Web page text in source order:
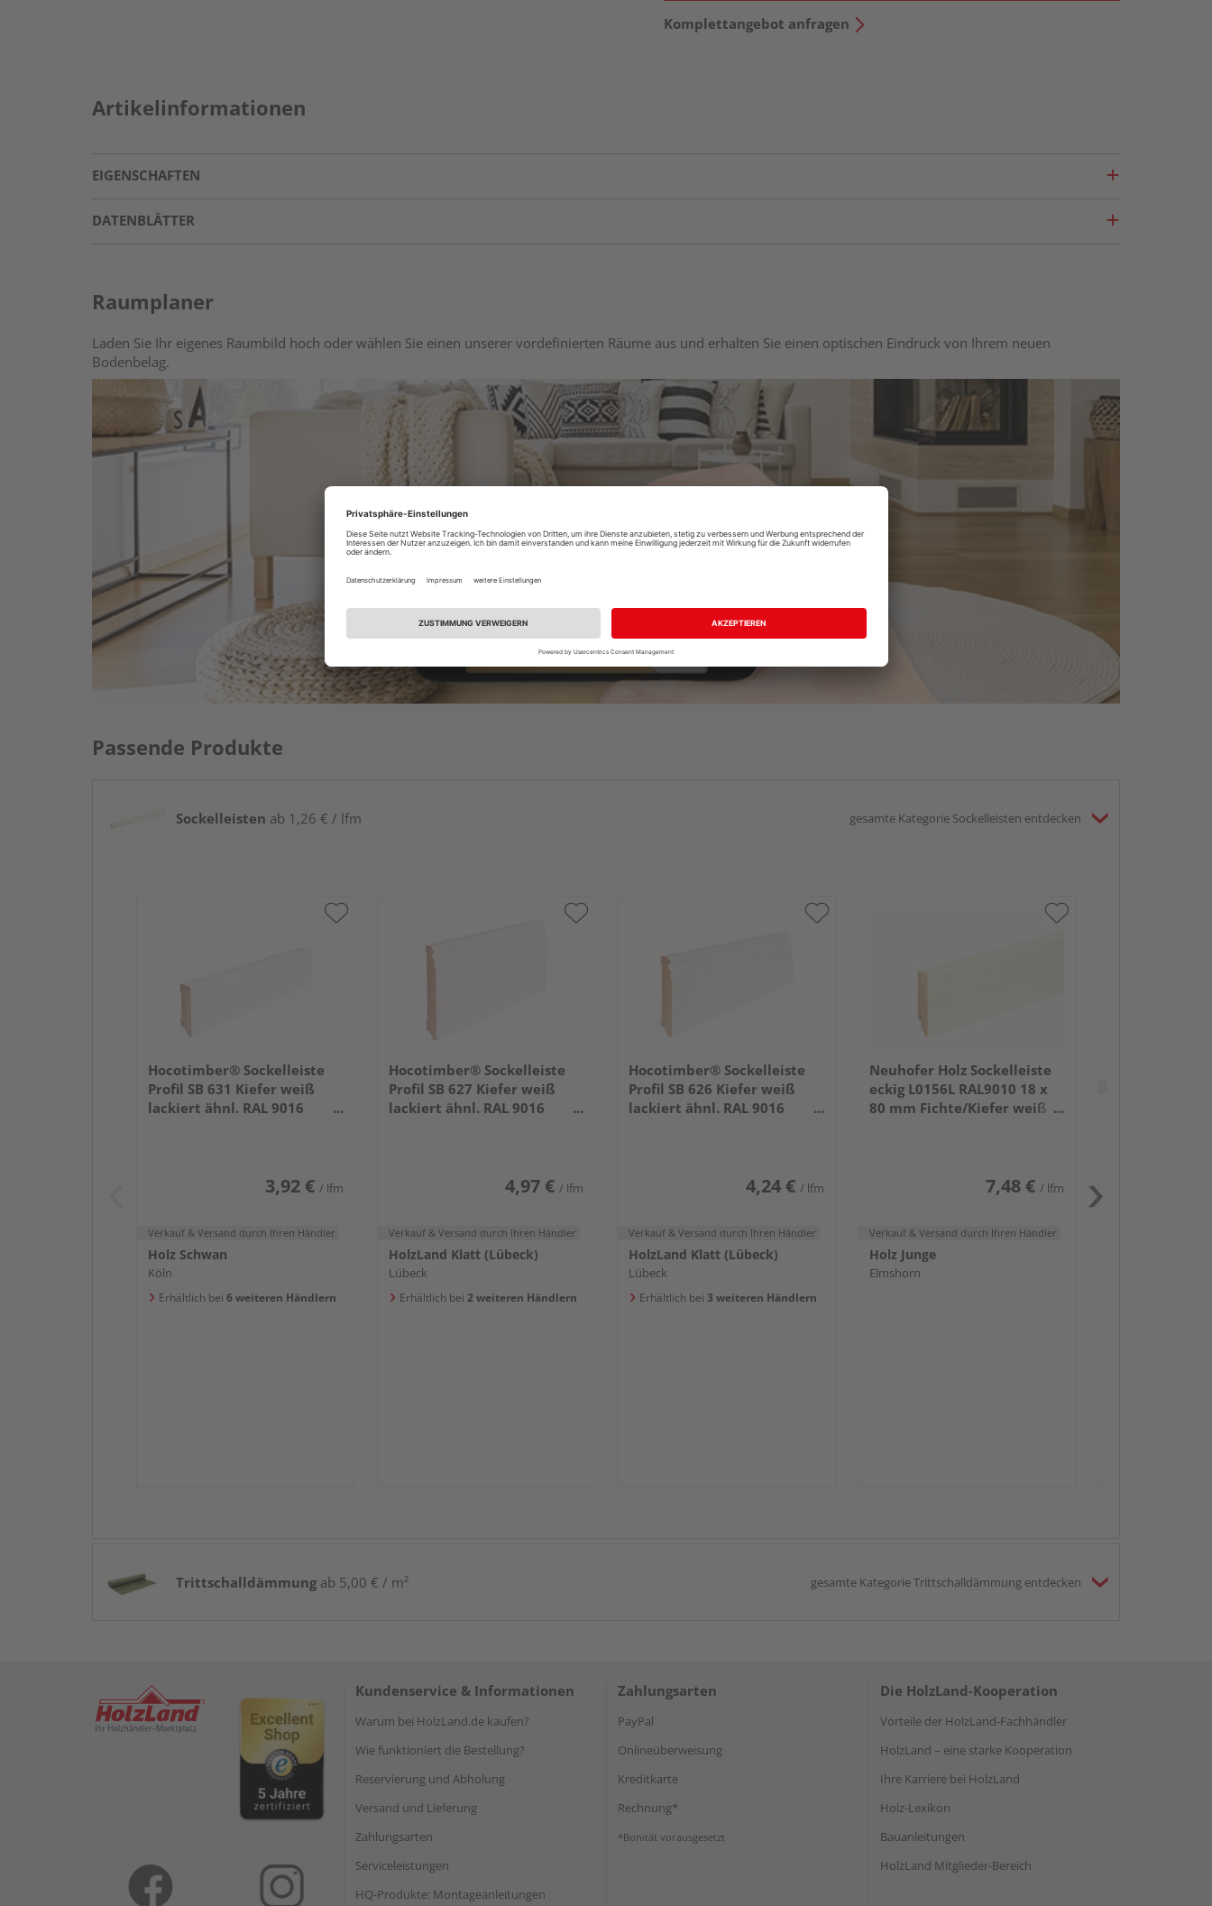
Komplettangebot anfragen
Artikelinformationen
EIGENSCHAFTEN
DATENBLÄTTER
Raumplaner
Laden Sie Ihr eigenes Raumbild hoch oder wählen Sie einen unserer vordefinierten Räume aus und erhalten Sie einen optischen Eindruck von Ihrem neuen
Bodenbelag.
Raumplaner
Passende Produkte
Sockelleisten ab 1,26 € / lfm gesamte Kategorie Sockelleisten entdecken
Hocotimber® Sockelleiste
Profil SB 631 Kiefer weiß
lackiert ähnl. RAL 9016
3,92 € / lfm
Verkauf & Versand durch Ihren Händler
Holz Schwan
Köln
Erhältlich bei 6 weiteren Händlern
Hocotimber® Sockelleiste
Profil SB 627 Kiefer weiß
lackiert ähnl. RAL 9016
4,97 € / lfm
Verkauf & Versand durch Ihren Händler
HolzLand Klatt (Lübeck)
Lübeck
Erhältlich bei 2 weiteren Händlern
Hocotimber® Sockelleiste
Profil SB 626 Kiefer weiß
lackiert ähnl. RAL 9016
4,24 € / lfm
Verkauf & Versand durch Ihren Händler
HolzLand Klatt (Lübeck)
Lübeck
Erhältlich bei 3 weiteren Händlern
Neuhofer Holz Sockelleiste
eckig L0156L RAL9010 18 x
80 mm Fichte/Kiefer weiß
7,48 € / lfm
Verkauf & Versand durch Ihren Händler
Holz Junge
Elmshorn
Trittschalldämmung ab 5,00 € / m² gesamte Kategorie Trittschalldämmung entdecken
Kundenservice & Informationen
Warum bei HolzLand.de kaufen?
Wie funktioniert die Bestellung?
Reservierung und Abholung
Versand und Lieferung
Zahlungsarten
Serviceleistungen
HQ-Produkte: Montageanleitungen
Zahlungsarten
PayPal
Onlineüberweisung
Kreditkarte
Rechnung*
*Bonität vorausgesetzt
Die HolzLand-Kooperation
Vorteile der HolzLand-Fachhändler
HolzLand – eine starke Kooperation
Ihre Karriere bei HolzLand
Holz-Lexikon
Bauanleitungen
HolzLand Mitglieder-Bereich